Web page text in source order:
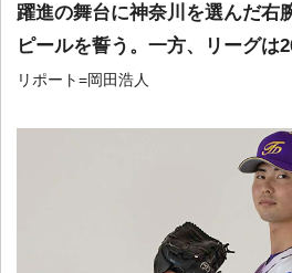
躍進の舞台に神奈川を選んだ右
ピールを誓う。一方、リーグは
リポート=岡田浩人